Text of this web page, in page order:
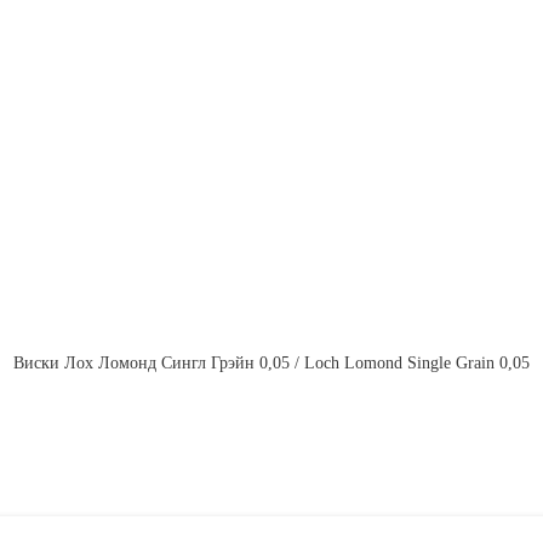
Виски Лох Ломонд Сингл Грэйн 0,05 / Loch Lomond Single Grain 0,05